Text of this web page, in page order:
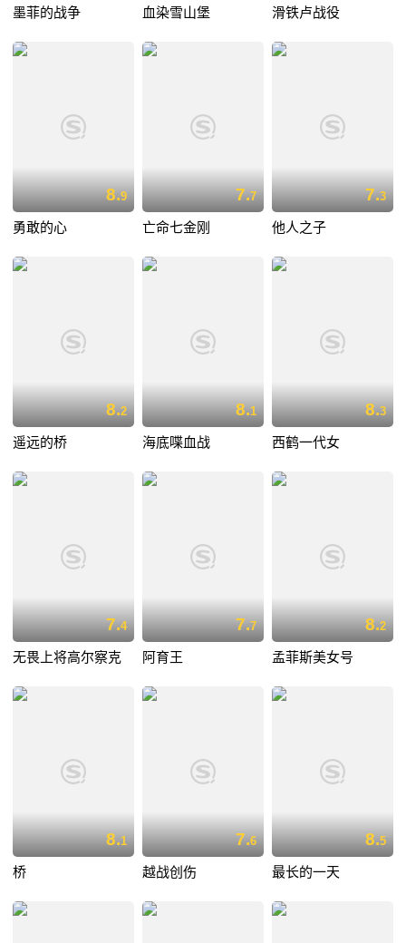
墨菲的战争 血染雪山堡 滑铁卢战役
8.9
勇敢的心
7.7
亡命七金刚
7.3
他人之子
8.2
遥远的桥
8.1
海底喋血战
8.3
西鹤一代女
7.4
无畏上将高尔察克
7.7
阿育王
8.2
孟菲斯美女号
8.1
桥
7.6
越战创伤
8.5
最长的一天